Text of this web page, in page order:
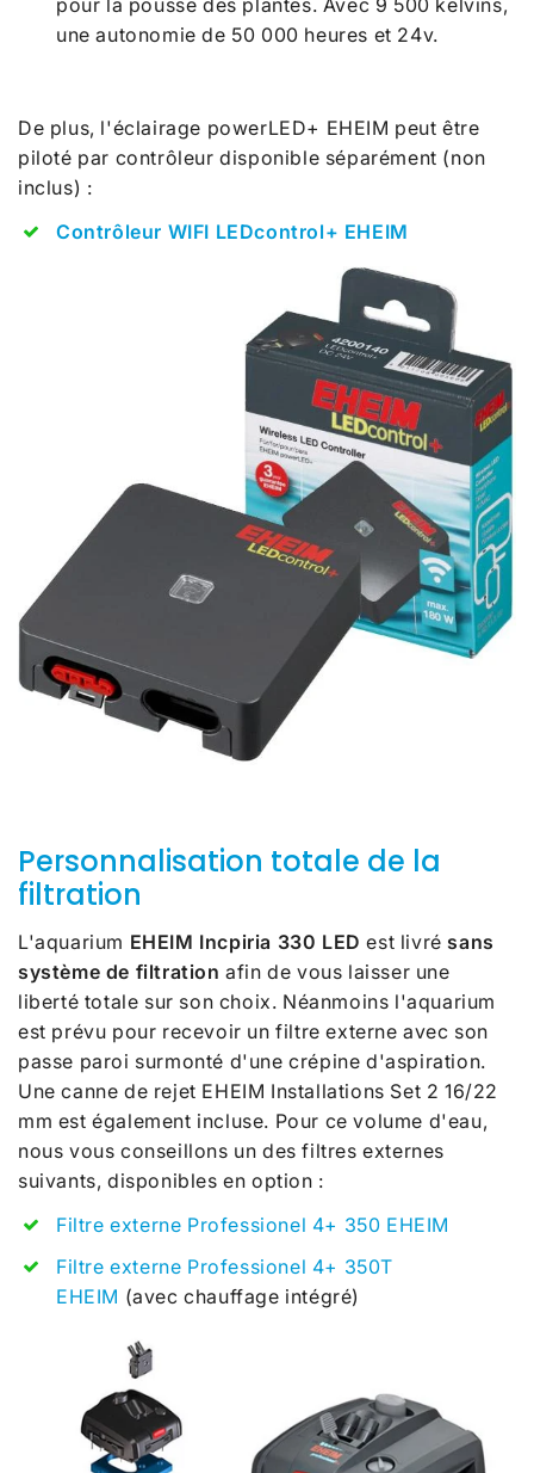
une autonomie de 50 000 heures et 24v.
De plus, l'éclairage powerLED+ EHEIM peut être
piloté par contrôleur disponible séparément (non
inclus) :
Contrôleur WIFI LEDcontrol+ EHEIM
Personnalisation totale de la
filtration
L'aquarium EHEIM Incpiria 330 LED est livré sans
système de filtration afin de vous laisser une
liberté totale sur son choix. Néanmoins l'aquarium
est prévu pour recevoir un filtre externe avec son
passe paroi surmonté d'une crépine d'aspiration.
Une canne de rejet EHEIM Installations Set 2 16/22
mm est également incluse. Pour ce volume d'eau,
nous vous conseillons un des filtres externes
suivants, disponibles en option :
Filtre externe Professionel 4+ 350 EHEIM
Filtre externe Professionel 4+ 350T
EHEIM (avec chauffage intégré)